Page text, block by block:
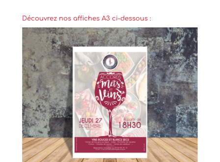
Découvrez nos affiches A3 ci-dessous :